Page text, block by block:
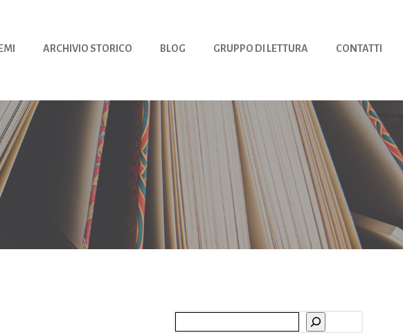
ARCHIVIO STORICO BLOG GRUPPO DI LETTURA CONTATTI